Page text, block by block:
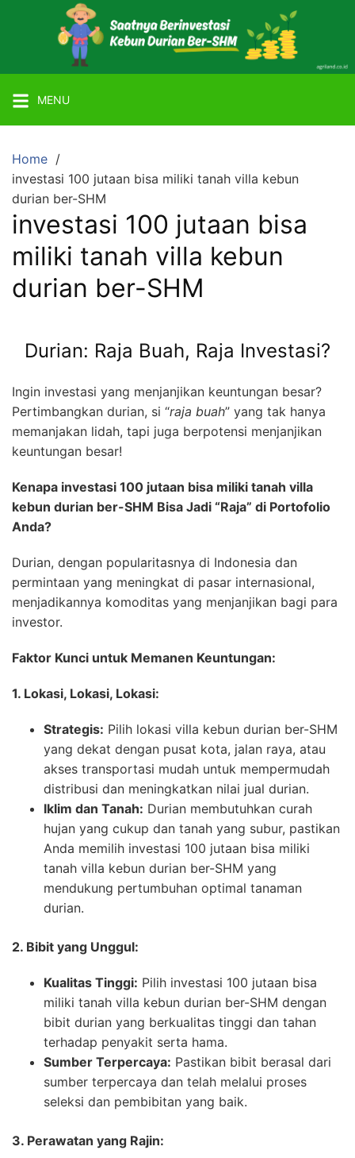
Agriland
Lahan
Kebun
Ber-
SHM
dengan
Tanaman
atau
Alpukat
MENU
Home
investasi 100 jutaan bisa miliki tanah villa kebun
durian ber-SHM
investasi 100 jutaan bisa
miliki tanah villa kebun
durian ber-SHM
Durian: Raja Buah, Raja Investasi?
Ingin investasi yang menjanjikan keuntungan besar?
Pertimbangkan durian, si “raja buah” yang tak hanya
memanjakan lidah, tapi juga berpotensi menjanjikan
keuntungan besar!
Kenapa investasi 100 jutaan bisa miliki tanah villa
kebun durian ber-SHM Bisa Jadi “Raja” di Portofolio
Anda?
Durian, dengan popularitasnya di Indonesia dan
permintaan yang meningkat di pasar internasional,
menjadikannya komoditas yang menjanjikan bagi para
investor.
Faktor Kunci untuk Memanen Keuntungan:
1. Lokasi, Lokasi, Lokasi:
Strategis: Pilih lokasi villa kebun durian ber-SHM
yang dekat dengan pusat kota, jalan raya, atau
akses transportasi mudah untuk mempermudah
distribusi dan meningkatkan nilai jual durian.
Iklim dan Tanah: Durian membutuhkan curah
hujan yang cukup dan tanah yang subur, pastikan
Anda memilih investasi 100 jutaan bisa miliki
tanah villa kebun durian ber-SHM yang
mendukung pertumbuhan optimal tanaman
durian.
2. Bibit yang Unggul:
Kualitas Tinggi: Pilih investasi 100 jutaan bisa
miliki tanah villa kebun durian ber-SHM dengan
bibit durian yang berkualitas tinggi dan tahan
terhadap penyakit serta hama.
Sumber Terpercaya: Pastikan bibit berasal dari
sumber terpercaya dan telah melalui proses
seleksi dan pembibitan yang baik.
3. Perawatan yang Rajin: